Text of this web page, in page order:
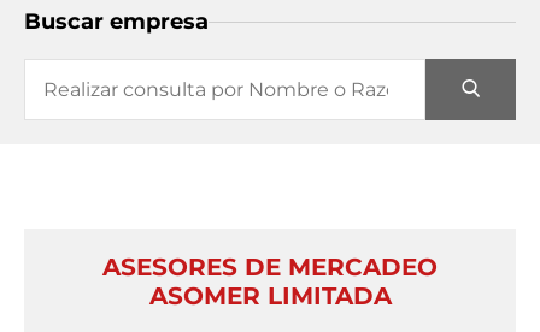
Buscar empresa
ASESORES DE MERCADEO
ASOMER LIMITADA